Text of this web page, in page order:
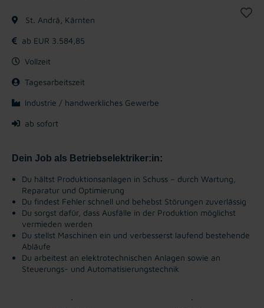
St. Andrä, Kärnten
ab EUR 3.584,85
Vollzeit
Tagesarbeitszeit
Industrie / handwerkliches Gewerbe
ab sofort
Dein Job als Betriebselektriker:in:
Du hältst Produktionsanlagen in Schuss – durch Wartung,
Reparatur und Optimierung
Du findest Fehler schnell und behebst Störungen zuverlässig
Du sorgst dafür, dass Ausfälle in der Produktion möglichst
vermieden werden
Du stellst Maschinen ein und verbesserst laufend bestehende
Abläufe
Du arbeitest an elektrotechnischen Anlagen sowie an
Steuerungs- und Automatisierungstechnik